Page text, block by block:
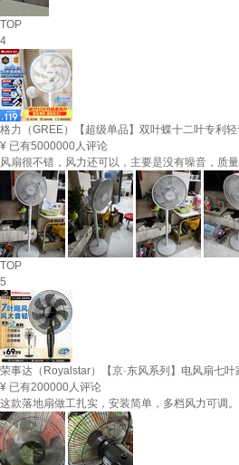
TOP
4
格力（GREE）【超级单品】双叶蝶十二叶专利
¥ 已有5000000人评论
风扇很不错，风力还可以，主要是没有噪音，质量
TOP
5
荣事达（Royalstar）【京·东风系列】电风扇七
¥ 已有200000人评论
这款落地扇做工扎实，安装简单，多档风力可调